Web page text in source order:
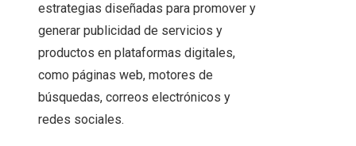
estrategias diseñadas para promover y
generar publicidad de servicios y
productos en plataformas digitales,
como páginas web, motores de
búsquedas, correos electrónicos y
redes sociales.